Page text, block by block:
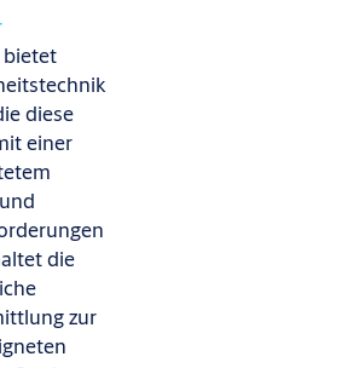
bietet
diese
einer
die
zur